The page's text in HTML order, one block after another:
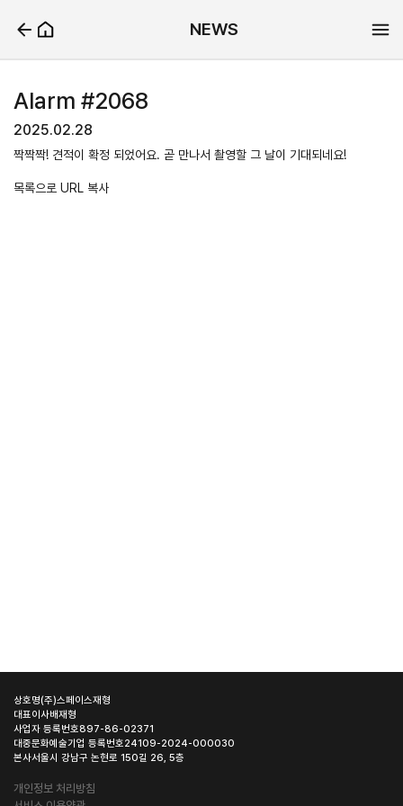
NEWS
Alarm #2068
2025.02.28
짝짝짝! 견적이 확정 되었어요. 곧 만나서 촬영할 그 날이 기대되네요!
목록으로 URL 복사
상호명(주)스페이스재형
대표이사배재형
사업자 등록번호897-86-02371
대중문화예술기업 등록번호24109-2024-000030
본사서울시 강남구 논현로 150길 26, 5층
개인정보 처리방침